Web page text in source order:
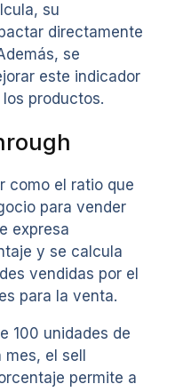
su
directamente
se
este indicador
productos.
como el ratio que
para vender
expresa
y se calcula
vendidas por el
para la venta.
100 unidades de
el sell
permite a